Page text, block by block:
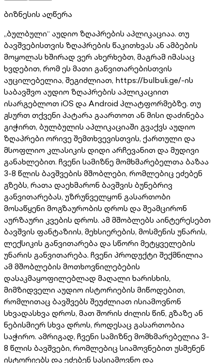
ბიზნესის აღწერა
„ბულბული“ აუდიო ზღაპრების აპლიკაციაა. თუ
ბავშვებისთვის ზღაპრების წაკითხვას ან ამბების
მოყოლას ხშირად ვერ ახერხებთ, მაგრამ იმასაც
ხვდებით, რომ ეს მათი განვითარებისთვის
აუცილებელია, შეგიძლიათ, https://bulbuli.ge/-ის
საბავშვო აუდიო ზღაპრების აპლიკაციით
ისარგებლოთ iOS და Android პლატფორმებზე. თუ
გსურთ თქვენი პატარა გაართოთ ან მისი დაძინება
გიჭირთ, ბულბულის აპლიკაციაში გვაქვს აუდიო
ზღაპრები ორივე შემთხვევისთვის, ქართული და
მსოფლიო კლასიკის დიდი არჩევანით და მუდივი
განახლებით. ჩვენი სამიზნე მომხმარებელთა ბაზაა
3-8 წლის ბავშვების მშობლები, რომლებიც ეძებენ
გზებს, რათა დაეხმარონ ბავშვის ბუნებრივ
განვითარებას, უზრუნველყონ გასართობი
მოსაწყენი მოგზაურობის დროს და შეამცირონ
აურზაური კვების დროს. ამ მშობლებს აინტერესებთ
ბავშვის ფანტაზიის, მეხსიერების, მოსმენის უნარის,
ლექსიკის განვითარება და სწორი მეტყველების
უნარის განვითარება. ჩვენი პროდუქტი შექმნილია
ამ მშობლების მოთხოვნილებების
დასაკმაყოფილებლად მაღალი ხარისხის,
მიმზიდველი აუდიო ისტორიების მიწოდებით,
რომლითაც ბავშვებს შეუძლიათ ისიამოვნონ
სხვადასხვა დროს, მათ შორის ძილის წინ, გზაზე ან
ნებისმიერ სხვა დროს, როდესაც გასართობია
საჭირო. ამრიგად, ჩვენი სამიზნე მომხმარებელია 3-
8 წლის ბავშვები, რომლებიც სიამოვნებით უსმენენ
ისტორიებს და ეძებენ სასიამოვნო და